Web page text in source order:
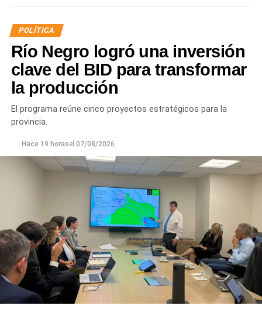
POLÍTICA
Río Negro logró una inversión
clave del BID para transformar
la producción
El programa reúne cinco proyectos estratégicos para la
provincia.
Hace 19 horasel 07/08/2026